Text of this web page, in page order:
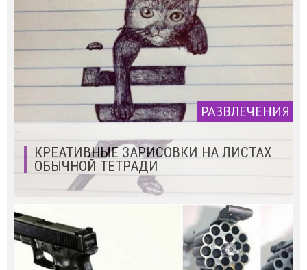
РАЗВЛЕЧЕНИЯ
КРЕАТИВНЫЕ ЗАРИСОВКИ НА ЛИСТАХ
ОБЫЧНОЙ ТЕТРАДИ